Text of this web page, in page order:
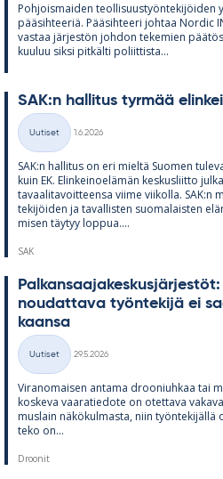
Poh­jois­mai­den teol­li­suus­työn­te­ki­jöi­den
pää­sih­tee­riä. Pää­sih­teeri joh­taa Nor­dic
vas­taa jär­jes­tön joh­don te­ke­mien
kuu­luu siksi pit­kälti po­liit­tista...
SAK:n hal­li­tus tyr­mää
Kategoriat
Uutiset
1.6.2026
SAK:n hal­li­tus on eri mieltä Suo­men
kuin EK. Elin­kei­noe­lä­män kes­kus­liitto
ta­vaa­li­ta­voit­teensa viime vii­kolla. SAK:n
te­ki­jöi­den ja ta­val­lis­ten suo­ma­lais­ten
mi­sen täy­tyy lop­pua....
SAK
nou­dat­tava työn­te­kijä ei
kaansa
Kategoriat
Uutiset
29.5.2026
Vi­ran­omai­sen an­tama droo­niuh­kaa tai
kos­keva vaa­ra­tie­dote on otet­tava
mus­lain nä­kö­kul­masta, niin
teko on...
Droonit